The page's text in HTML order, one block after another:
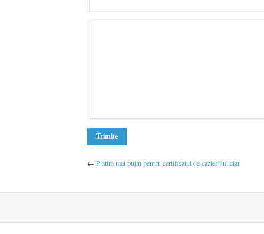
← Plătim mai puțin pentru certificatul de cazier judiciar